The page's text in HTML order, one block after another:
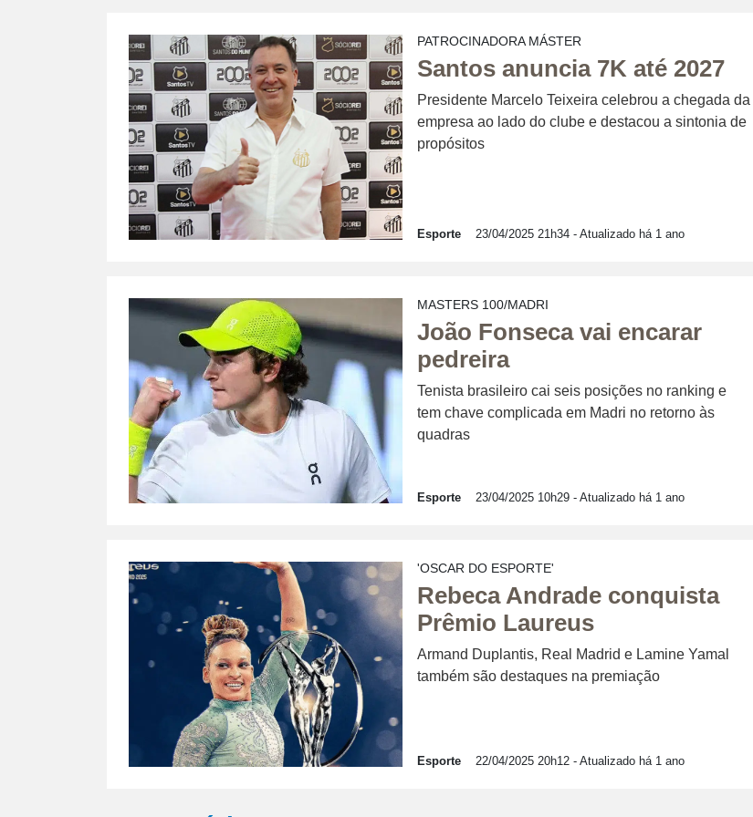
PATROCINADORA MÁSTER
Santos anuncia 7K até 2027
Presidente Marcelo Teixeira celebrou a chegada da
empresa ao lado do clube e destacou a sintonia de
propósitos
Esporte 23/04/2025 21h34 - Atualizado há 1 ano
MASTERS 100/MADRI
João Fonseca vai encarar
pedreira
Tenista brasileiro cai seis posições no ranking e
tem chave complicada em Madri no retorno às
quadras
Esporte 23/04/2025 10h29 - Atualizado há 1 ano
'OSCAR DO ESPORTE'
Rebeca Andrade conquista
Prêmio Laureus
Armand Duplantis, Real Madrid e Lamine Yamal
também são destaques na premiação
Esporte 22/04/2025 20h12 - Atualizado há 1 ano